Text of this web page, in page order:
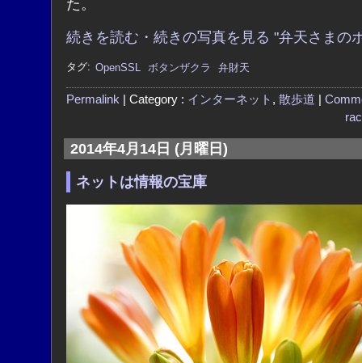
た。
続きを読む・続きの写真を見る "弁天さまの
タグ: OpenSSL ボタンザクラ 弁財天
Permalink | Category : インターネット , 散歩道
2014年4月14日 (月曜日)
ネットは情報の宝庫